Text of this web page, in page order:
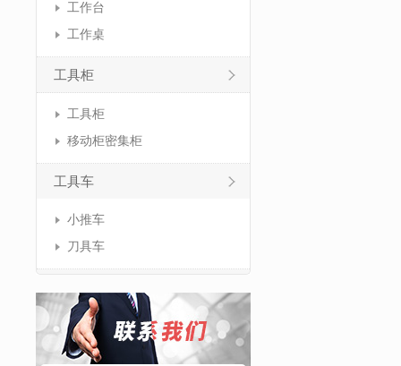
工作台
工作桌
工具柜
工具柜
移动柜密集柜
工具车
小推车
刀具车